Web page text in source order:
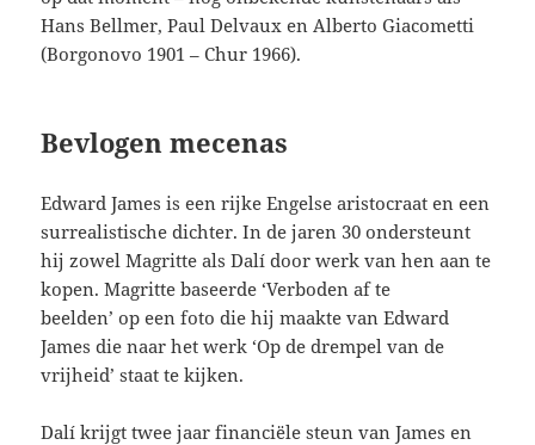
Hans Bellmer, Paul Delvaux en Alberto Giacometti
(Borgonovo 1901 – Chur 1966).
Bevlogen mecenas
Edward James is een rijke Engelse aristocraat en een
surrealistische dichter. In de jaren 30 ondersteunt
hij zowel Magritte als Dalí door werk van hen aan te
kopen. Magritte baseerde ‘Verboden af te
beelden’ op een foto die hij maakte van Edward
James die naar het werk ‘Op de drempel van de
vrijheid’ staat te kijken.
Dalí krijgt twee jaar financiële steun van James en